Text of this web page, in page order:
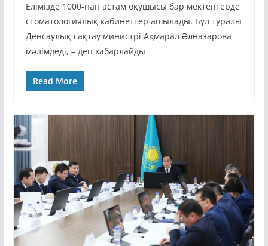
Елімізде 1000-нан астам оқушысы бар мектептерде
стоматологиялық кабинеттер ашылады. Бұл туралы
Денсаулық сақтау министрі Ақмарал Әлназарова
мәлімдеді, – деп хабарлайды
Read More